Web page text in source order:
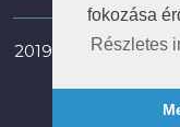
fokozása
Részletes
2019-2025 ©